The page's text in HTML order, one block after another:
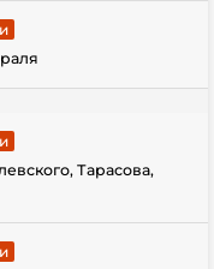
Тарасова,